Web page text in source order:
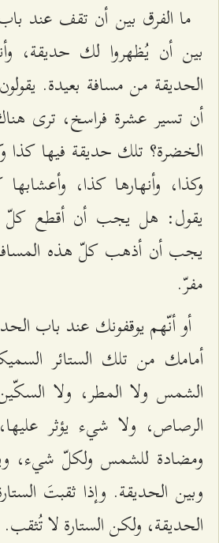
ما الفرق بين أن تقف عند
بين أن يُظهروا لك حديقة،
الحديقة من مسافة بعيدة.
أن تسير عشرة فراسخ، ترى
الخضرة؟ تلك حديقة فيها كذا
وكذا، وأنهارها كذا،
يقول: هل يجب أن أقطع كلّ
يجب أن أذهب كلّ هذه
مفرّ.
أو أنّهم يوقفونك عند باب
أمامك من تلك الستائر
الشمس ولا المطر، ولا
الرصاص، ولا شيء يؤثر
ومضادة للشمس ولكلّ شيء،
وبين الحديقة. وإذا ثقبتَ
الحديقة، ولكن الستارة لا تُثقب.